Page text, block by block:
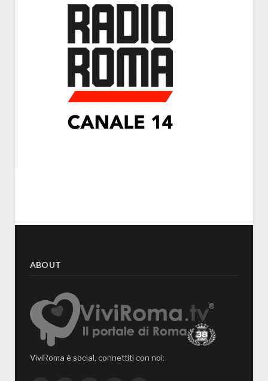
ABOUT
ViviRoma è social, connettiti con noi: